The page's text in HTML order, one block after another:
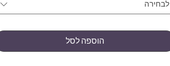
לבחירה
הוספה לסל